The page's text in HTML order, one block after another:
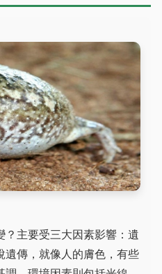
主要受三大因素影響：遺
遺傳，就像人的膚色，有些